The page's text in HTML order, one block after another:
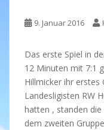
9. Januar 2016
Das erste Spiel in
12 Minuten mit 7:1
Hillmicker ihr erstes
Landesligisten RW
hatten , standen die
dem zweiten